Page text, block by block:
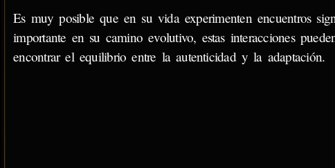
Es muy posible que en su vida experimenten encuentros
importante en su camino evolutivo, estas interacciones
encontrar el equilibrio entre la autenticidad y la adaptación.